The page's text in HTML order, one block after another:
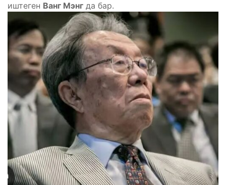
иштеген Ванг Мэнг да бар.